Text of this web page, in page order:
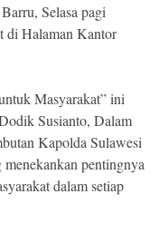
Selasa pagi
di Halaman Kantor
Masyarakat” ini
Susianto, Dalam
Kapolda Sulawesi
pentingnya
dalam setiap